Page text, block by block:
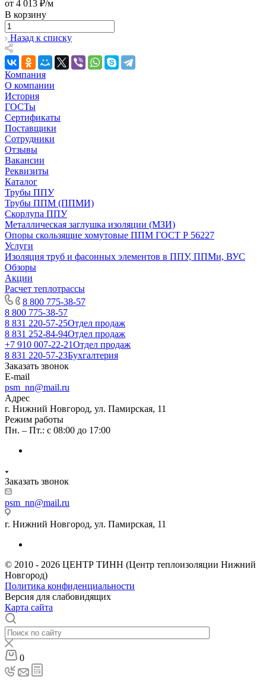
от 4 013 ₽/м
В корзину
Назад к списку
Компания
О компании
История
ГОСТы
Сертификаты
Поставщики
Сотрудники
Отзывы
Вакансии
Реквизиты
Каталог
Трубы ППУ
Трубы ППМ (ППМИ)
Скорлупа ППУ
Металлическая заглушка изоляции (МЗИ)
Опоры скользящие хомутовые ППМ ГОСТ Р 56227
Услуги
Изоляция труб и фасонных элементов в ППУ, ППМи, ВУС
Обзоры
Акции
Расчет теплотрассы
8 800 775-38-57
8 800 775-38-57
8 831 220-57-25Отдел продаж
8 831 252-84-94Отдел продаж
+7 910 007-22-21Отдел продаж
8 831 220-57-23Бухгалтерия
Заказать звонок
E-mail
psm_nn@mail.ru
Адрес
г. Нижний Новгород, ул. Памирская, 11
Режим работы
Пн. – Пт.: с 08:00 до 17:00
Заказать звонок
psm_nn@mail.ru
г. Нижний Новгород, ул. Памирская, 11
© 2010 - 2026 ЦЕНТР ТИНН (Центр теплоизоляции Нижний
Новгород)
Политика конфиденциальности
Версия для слабовидящих
Карта сайта
0